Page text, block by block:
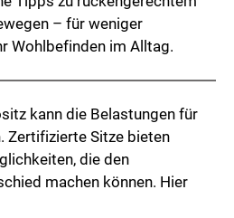
– für weniger
Wohlbefinden im Alltag.
kann die Belastungen für
Zertifizierte Sitze bieten
die den
machen können. Hier